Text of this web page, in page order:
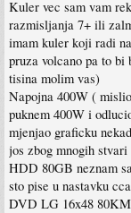
Kuler vec sam vam
razmisljanja 7+ ili
imam kuler koji radi
pruza volcano pa to
tisina molim vas)
Napojna 400W (
puknem 400W i
mjenjao graficku
jos zbog mnogih
HDD 80GB neznam
sto pise u nastavku
DVD LG 16x48